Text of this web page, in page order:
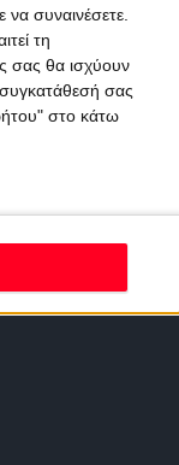
να συναινέσετε.
τη
σας θα ισχύουν
συγκατάθεσή σας
στο κάτω